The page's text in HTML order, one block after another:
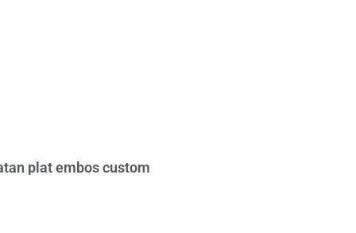
plat embos custom